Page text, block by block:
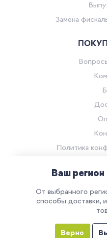
Замена
Политика
Все права защищены.
Все указанные на сайте цены
Наш сайт
пользоваться, вы
персональных
политикой
Ваш регион
От выбранного
способы доставки,
Верно